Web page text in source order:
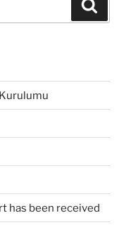
has been received